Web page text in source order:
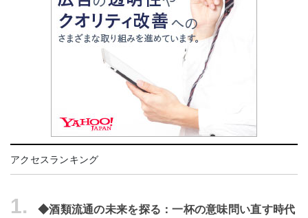
アクセスランキング
1.
◆酒類流通の未来を探る：一杯の意味問い直す時代